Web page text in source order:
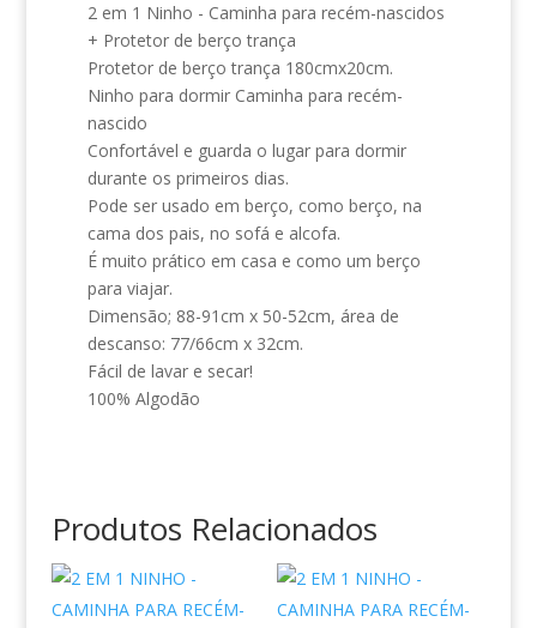
PROTETOR
BERÇO
TRANÇA
2 em 1 Ninho - Caminha para recém-nascidos
+ Protetor de berço trança
Protetor de berço trança 180cmx20cm.
Ninho para dormir Caminha para recém-
nascido
Confortável e guarda o lugar para dormir
durante os primeiros dias.
Pode ser usado em berço, como berço, na
cama dos pais, no sofá e alcofa.
É muito prático em casa e como um berço
para viajar.
Dimensão; 88-91cm x 50-52cm, área de
descanso: 77/66cm x 32cm.
Fácil de lavar e secar!
100% Algodão
Produtos Relacionados